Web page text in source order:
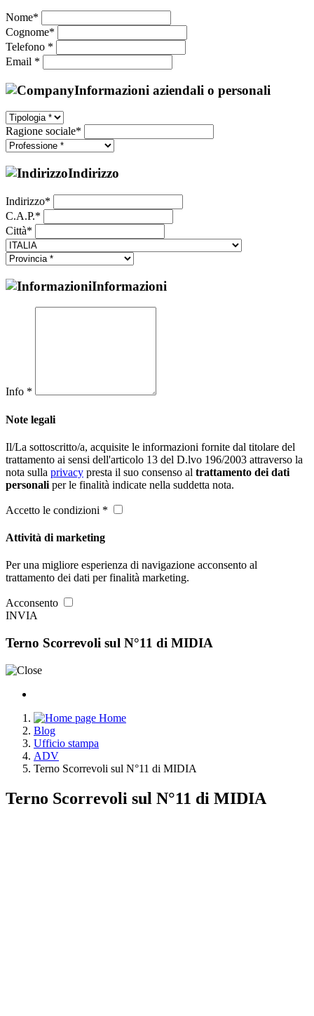
Nome*
Cognome*
Telefono *
Email *
Informazioni aziendali o personali
Ragione sociale*
Indirizzo
Indirizzo*
C.A.P.*
Città*
Informazioni
Info *
Note legali
Il/La sottoscritto/a, acquisite le informazioni fornite dal titolare del
trattamento ai sensi dell'articolo 13 del D.lvo 196/2003 attraverso la
nota sulla privacy presta il suo consenso al trattamento dei dati
personali per le finalità indicate nella suddetta nota.
Accetto le condizioni *
Attività di marketing
Per una migliore esperienza di navigazione acconsento al
trattamento dei dati per finalità marketing.
Acconsento
INVIA
Terno Scorrevoli sul N°11 di MIDIA
Home
Blog
Ufficio stampa
ADV
Terno Scorrevoli sul N°11 di MIDIA
Terno Scorrevoli sul N°11 di MIDIA